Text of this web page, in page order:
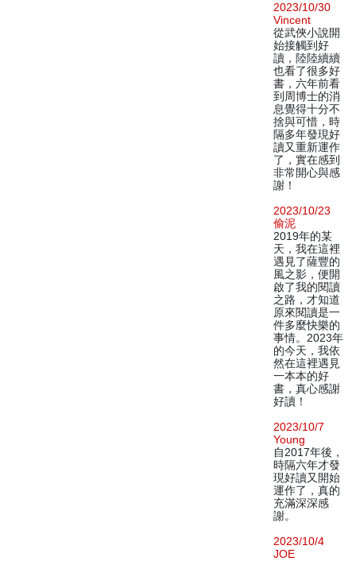
2023/10/30
Vincent
從武俠小說開
始接觸到好
讀，陸陸續續
也看了很多好
書，六年前看
到周博士的消
息覺得十分不
捨與可惜，時
隔多年發現好
讀又重新運作
了，實在感到
非常開心與感
謝！
2023/10/23
偷泥
2019年的某
天，我在這裡
遇見了薩豐的
風之影，便開
啟了我的閱讀
之路，才知道
原來閱讀是一
件多麼快樂的
事情。2023年
的今天，我依
然在這裡遇見
一本本的好
書，真心感謝
好讀！
2023/10/7
Young
自2017年後，
時隔六年才發
現好讀又開始
運作了，真的
充滿深深感
謝。
2023/10/4
JOE